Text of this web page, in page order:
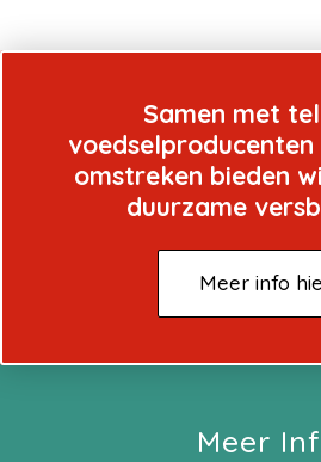
Samen met
omstreken bieden
duurzame
Meer info
Meer